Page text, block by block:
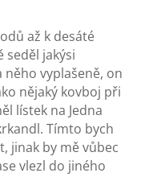
až k desáté
seděl jakýsi
něho vyplašeně, on
nějaký kovboj při
lístek na Jedna
Tímto bych
jinak by mě vůbec
vlezl do jiného